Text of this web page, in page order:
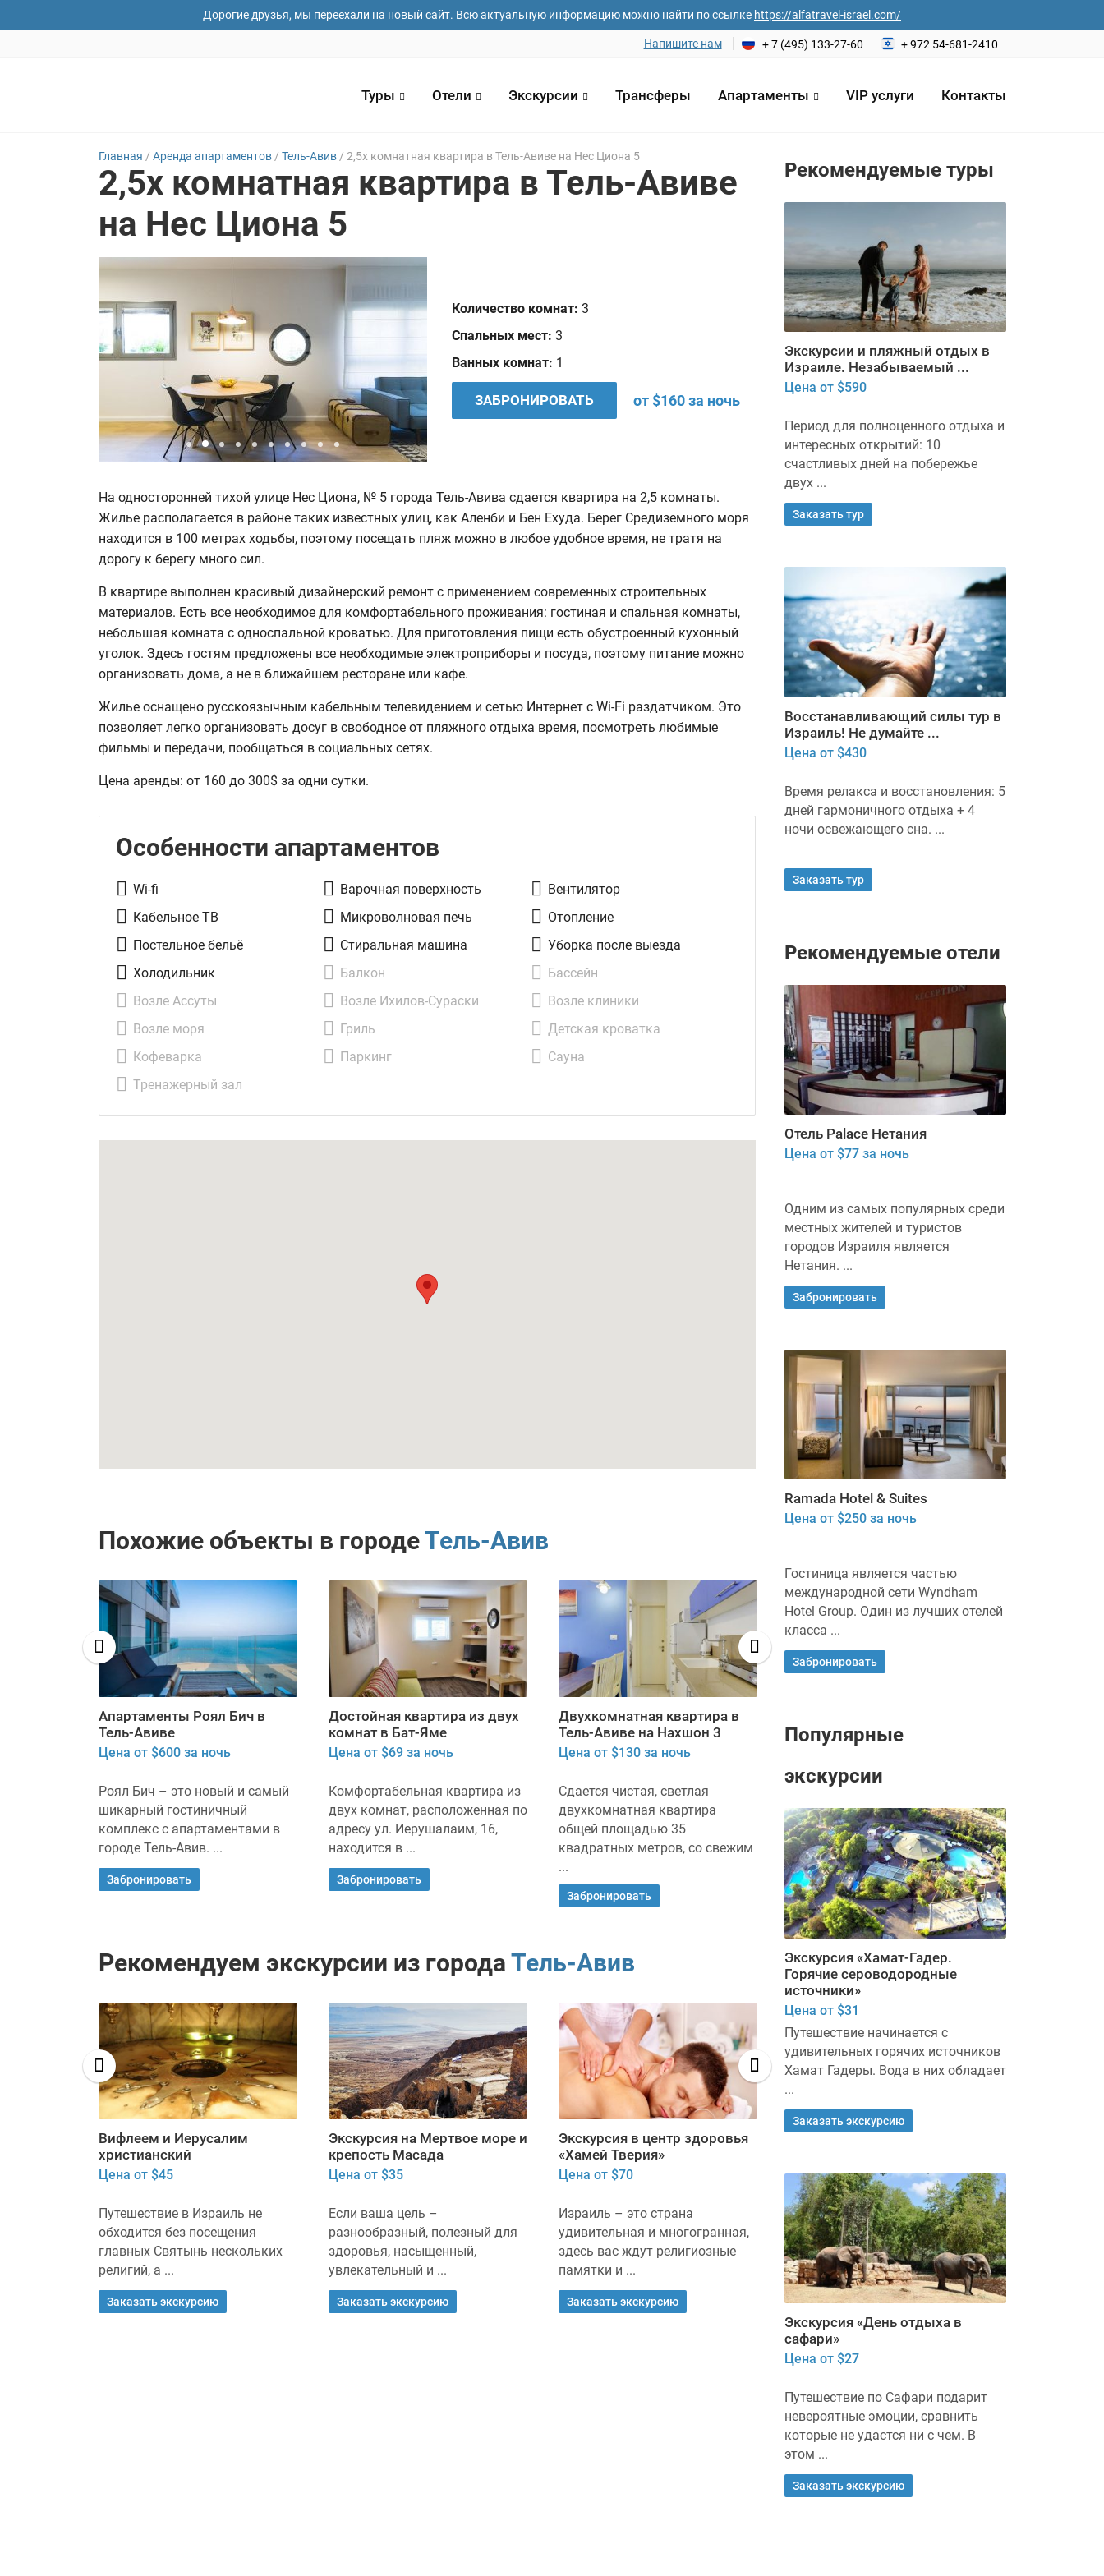
Дорогие друзья, мы переехали на новый сайт. Всю актуальную информацию можно найти по ссылке https://alfatravel-israel.com/
Напишите нам + 7 (495) 133-27-60 + 972 54-681-2410
Туры Отели Экскурсии Трансферы Апартаменты VIP услуги Контакты
Главная / Аренда апартаментов / Тель-Авив / 2,5x комнатная квартира в Тель-Авиве на Нес Циона 5
2,5x комнатная квартира в Тель-Авиве
на Нес Циона 5
Количество комнат: 3
Спальных мест: 3
Ванных комнат: 1
ЗАБРОНИРОВАТЬ от $160 за ночь
На односторонней тихой улице Нес Циона, № 5 города Тель-Авива сдается квартира на 2,5 комнаты.
Жилье располагается в районе таких известных улиц, как Аленби и Бен Ехуда. Берег Средиземного моря
находится в 100 метрах ходьбы, поэтому посещать пляж можно в любое удобное время, не тратя на
дорогу к берегу много сил.
В квартире выполнен красивый дизайнерский ремонт с применением современных строительных
материалов. Есть все необходимое для комфортабельного проживания: гостиная и спальная комнаты,
небольшая комната с односпальной кроватью. Для приготовления пищи есть обустроенный кухонный
уголок. Здесь гостям предложены все необходимые электроприборы и посуда, поэтому питание можно
организовать дома, а не в ближайшем ресторане или кафе.
Жилье оснащено русскоязычным кабельным телевидением и сетью Интернет с Wi-Fi раздатчиком. Это
позволяет легко организовать досуг в свободное от пляжного отдыха время, посмотреть любимые
фильмы и передачи, пообщаться в социальных сетях.
Цена аренды: от 160 до 300$ за одни сутки.
Особенности апартаментов
Wi-fi Варочная поверхность
Вентилятор
Кабельное ТВ
Микроволновая печь
Отопление
Постельное бельё
Стиральная машина
Уборка после выезда
Холодильник
Балкон
Бассейн
Возле Ассуты
Возле Ихилов-Сураски
Возле клиники
Возле моря
Гриль
Детская кроватка
Кофеварка
Паркинг
Сауна
Тренажерный зал
Похожие объекты в городеТель-Авив
Апартаменты Роял Бич в
Тель-Авиве
Цена от $600 за ночь
Роял Бич – это новый и самый
шикарный гостиничный
комплекс с апартаментами в
городе Тель-Авив. ...
Забронировать
Достойная квартира из двух
комнат в Бат-Яме
Цена от $69 за ночь
Комфортабельная квартира из
двух комнат, расположенная по
адресу ул. Иерушалаим, 16,
находится в ...
Забронировать
Двухкомнатная квартира в
Тель-Авиве на Нахшон 3
Цена от $130 за ночь
Сдается чистая, светлая
двухкомнатная квартира
общей площадью 35
квадратных метров, со свежим
...
Забронировать
апартаменты возле клиники
Ассута
Цена от $95 за ночь
Уютная квартира,
расположенная всего в 600
метрах от клиники «Assuta» (не
больше 10 минут ходьбы ...
Забронировать
Рекомендуем экскурсии из города Тель-Авив
Вифлеем и Иерусалим
христианский
Цена от $45
Путешествие в Израиль не
обходится без посещения
главных Святынь нескольких
религий, а ...
Заказать экскурсию
Экскурсия на Мертвое море и
крепость Масада
Цена от $35
Если ваша цель –
разнообразный, полезный для
здоровья, насыщенный,
увлекательный и ...
Заказать экскурсию
Экскурсия в центр здоровья
«Хамей Тверия»
Цена от $70
Израиль – это страна
удивительная и многогранная,
здесь вас ждут религиозные
памятки и ...
Заказать экскурсию
Экскурсия в национальный
Цена от $65
Экскурсия в национальный
парк «Ган а-Шлоша» принесёт
вам море незабываемых
эмоций и ...
Заказать экскурсию
Рекомендуемые туры
Экскурсии и пляжный отдых в
Израиле. Незабываемый ...
Цена от $590
Период для полноценного отдыха и
интересных открытий: 10
счастливых дней на побережье
двух ...
Заказать тур
Восстанавливающий силы тур в
Израиль! Не думайте ...
Цена от $430
Время релакса и восстановления: 5
дней гармоничного отдыха + 4
ночи освежающего сна. ...
Заказать тур
Рекомендуемые отели
Отель Palace Нетания
Цена от $77 за ночь
Одним из самых популярных среди
местных жителей и туристов
городов Израиля является
Нетания. ...
Забронировать
Ramada Hotel & Suites
Цена от $250 за ночь
Гостиница является частью
международной сети Wyndham
Hotel Group. Один из лучших отелей
класса ...
Забронировать
Популярные
экскурсии
Экскурсия «Хамат-Гадер.
Горячие сероводородные
источники»
Цена от $31
Путешествие начинается с
удивительных горячих источников
Хамат Гадеры. Вода в них обладает
...
Заказать экскурсию
Экскурсия «День отдыха в
сафари»
Цена от $27
Путешествие по Сафари подарит
невероятные эмоции, сравнить
которые не удастся ни с чем. В
этом ...
Заказать экскурсию
Ваши имя и фамилия* Email адрес*
Ваши пожелания